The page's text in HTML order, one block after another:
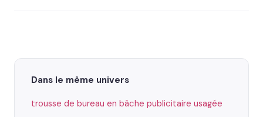
Dans le même univers
trousse de bureau en bâche publicitaire usagée